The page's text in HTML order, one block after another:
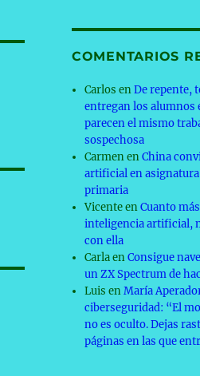
COMENTARIOS
Carlos enDe repente,
entregan los alumnos
parecen el mismo
sospechosa
CarmenenChina
artificial en
primaria
VicenteenCuanto
inteligencia artificial,
con ella
CarlaenConsigue
un ZX Spectrum de
Luis enMaría
ciberseguridad: “El
no es oculto. Dejas
páginas en las que